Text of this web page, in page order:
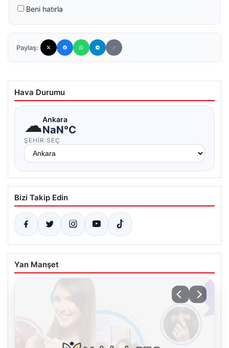
Beni hatırla
Paylaş:
Hava Durumu
☁Ankara
NaN°C
ŞEHIR SEÇ
Bizi Takip Edin
Yan Manşet